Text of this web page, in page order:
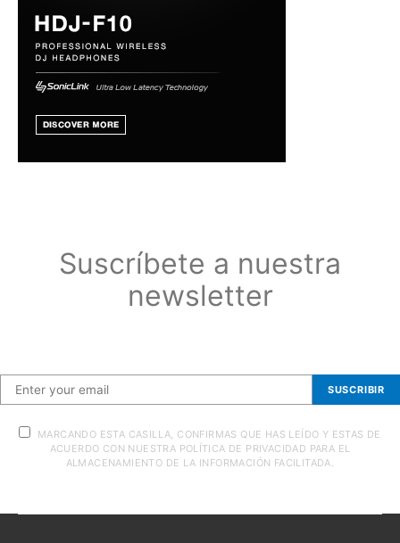
Suscríbete a nuestra
newsletter
SUSCRIBIR
MARCANDO ESTA CASILLA, CONFIRMAS QUE HAS LEÍDO Y ESTAS DE
ACUERDO CON NUESTRA POLÍTICA DE PRIVACIDAD PARA EL
ALMACENAMIENTO DE LA INFORMACIÓN FACILITADA.